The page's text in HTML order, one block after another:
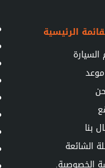
الرئيسية
السيارة
بنا
الشائعة
الخصوصية.